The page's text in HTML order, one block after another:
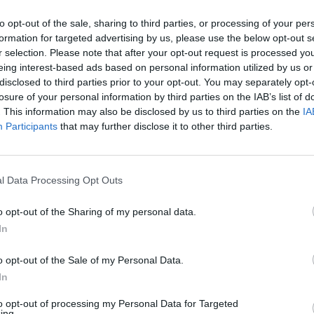
opt-out of the sale, sharing to third parties, or processing of your
for targeted advertising by us, please use the below opt-out
selection. Please note that after your opt-out request is processed
interest-based ads based on personal information utilized by us
to third parties prior to your opt-out. You may separately
of your personal information by third parties on the IAB’s list of
This information may also be disclosed by us to third parties on the
Participants that may further disclose it to other third parties.
Data Processing Opt Outs
opt-out of the Sharing of my personal data.
opt-out of the Sale of my Personal Data.
opt-out of processing my Personal Data for Targeted
sa bonne dynamique en remportant la victoire
Alex de Miñaurau deuxième tour.
news,Arnaldi continúa su buena racha y elimina